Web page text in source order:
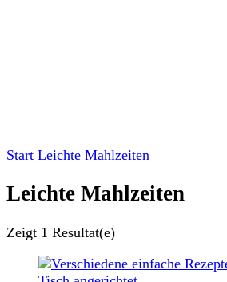
Start Leichte Mahlzeiten
Leichte Mahlzeiten
Zeigt 1 Resultat(e)